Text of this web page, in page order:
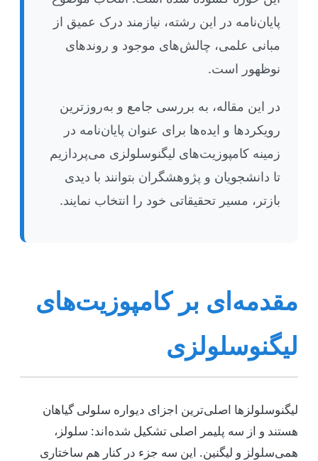
پایان‌نامه در این رشته، نیازمند درک عمیق از
مبانی علمی، چالش‌های موجود و روندهای
نوظهور است.
در این مقاله، به بررسی جامع و به‌روزترین
رویکردها و ایده‌ها برای عنوان پایان‌نامه در
زمینه کامپوزیت‌های لیگنوسلولزی می‌پردازیم
تا دانشجویان و پژوهشگران بتوانند با دیدی
بازتر، مسیر تحقیقاتی خود را انتخاب نمایند.
مقدمه‌ای بر کامپوزیت‌های
لیگنوسلولزی
لیگنوسلولزها اصلی‌ترین اجزای دیواره سلولی گیاهان
هستند و از سه پلیمر اصلی تشکیل شده‌اند: سلولز،
همی‌سلولز و لیگنین. این سه جزء در کنار هم ساختاری